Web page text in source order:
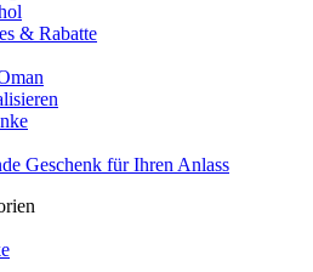
& Rabatte
Geschenk für Ihren Anlass